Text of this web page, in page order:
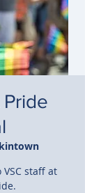
staff at